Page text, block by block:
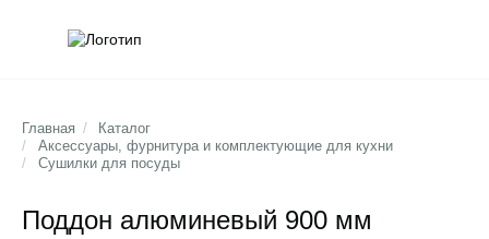
Главная /
Каталог
/
Аксессуары, фурнитура и комплектующие для кухни
/
Сушилки для посуды
Поддон алюминевый 900 мм